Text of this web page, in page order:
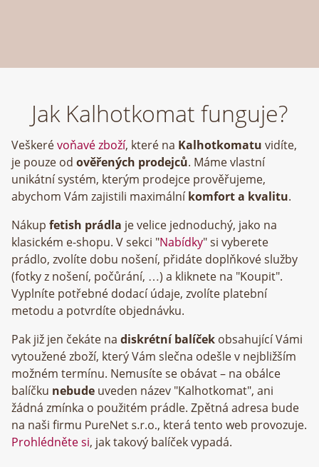
Jak Kalhotkomat funguje?
Veškerévoňavé zboží, které na Kalhotkomatu vidíte,
je pouze od ověřených prodejců. Máme vlastní
unikátní systém, kterým prodejce prověřujeme,
abychom Vám zajistili maximálníkomfort a kvalitu.
Nákup fetish prádla je velice jednoduchý, jako na
klasickém e-shopu. V sekci "Nabídky" si vyberete
prádlo, zvolíte dobu nošení, přidáte doplňkové služby
(fotky z nošení, počůrání, …) a kliknete na "Koupit".
Vyplníte potřebné dodací údaje, zvolíte platební
metodu a potvrdíte objednávku.
Pak již jen čekáte na diskrétní balíček obsahující Vámi
vytoužené zboží, který Vám slečna odešle v nejbližším
možném termínu. Nemusíte se obávat – na obálce
balíčku nebude uveden název "Kalhotkomat", ani
žádná zmínka o použitém prádle. Zpětná adresa bude
na naši firmu
, která tento web provozuje.
Prohlédněte si, jak takový balíček vypadá.